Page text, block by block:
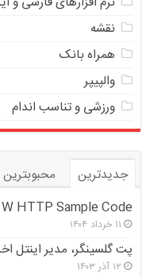
نقشه
همراه بانک
والپیپر
ورزشی و تناسب اندام
جدیدترین محبوبترین
HTTP Sample Code
۱۱ خرداد ۱۴۰۴
پت گلسینگر، مدیر اینتل
۱۲ آذر ۱۴۰۳